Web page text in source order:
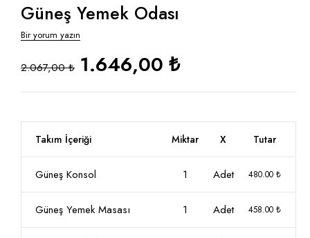
Güneş Yemek Odası
Bir yorum yazın
2.067,00 ₺ 1.646,00 ₺
Takım İçeriği Miktar X Tutar
Güneş Konsol 1 Adet 480.00 ₺
Güneş Yemek Masası 1 Adet 458.00 ₺